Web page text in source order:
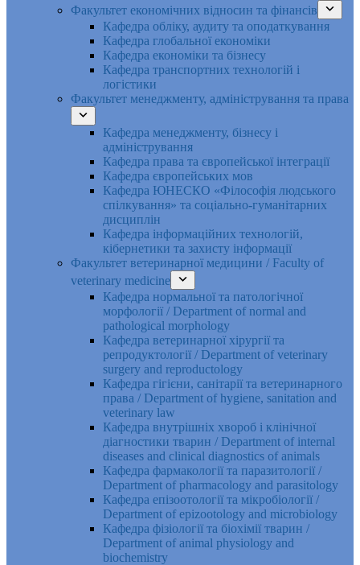
Факультет економічних відносин та фінансів
Кафедра обліку, аудиту та оподаткування
Кафедра глобальної економіки
Кафедра економіки та бізнесу
Кафедра транспортних технологій і
логістики
Факультет менеджменту, адміністрування та права
Кафедра менеджменту, бізнесу і
адміністрування
Кафедра права та європейської інтеграції
Кафедра європейських мов
Кафедра ЮНЕСКО «Філософія людського
спілкування» та соціально-гуманітарних
дисциплін
Кафедра інформаційних технологій,
кібернетики та захисту інформації
Факультет ветеринарної медицини / Faculty of
veterinary medicine
Кафедра нормальної та патологічної
морфології / Department of normal and
pathological morphology
Кафедра ветеринарної хірургії та
репродуктології / Department of veterinary
surgery and reproductology
Кафедра гігієни, санітарії та ветеринарного
права / Department of hygiene, sanitation and
veterinary law
Кафедра внутрішніх хвороб і клінічної
діагностики тварин / Department of internal
diseases and clinical diagnostics of animals
Кафедра фармакології та паразитології /
Department of pharmacology and parasitology
Кафедра епізоотології та мікробіології /
Department of epizootology and microbiology
Кафедра фізіології та біохімії тварин /
Department of animal physiology and
biochemistry